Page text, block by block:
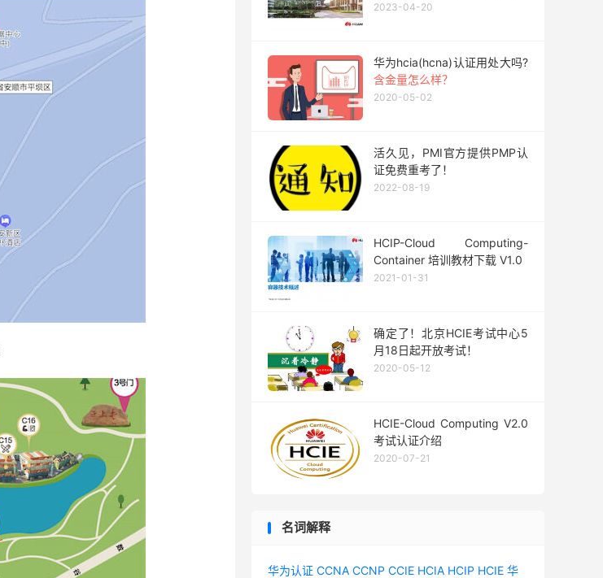
2023-04-20
华为hcia(hcna)认证用处大吗?
含金量怎么样？
2020-05-02
活久见，PMI官方提供PMP认
证免费重考了！
2022-08-19
HCIP-Cloud Computing-
Container 培训教材下载 V1.0
2021-01-31
确定了！北京HCIE考试中心5
月18日起开放考试！
2020-05-12
HCIE-Cloud Computing V2.0
考试认证介绍
2020-07-21
名词解释
华为认证 CCNA CCNP CCIE HCIA HCIP HCIE 华